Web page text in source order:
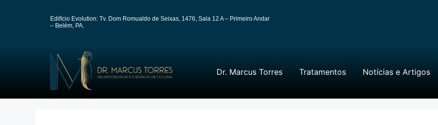
Edifício Evolution: Tv. Dom Romualdo de Seixas, 1476, Sala 12 A – Primeiro Andar
– Belém, PA.
Dr. Marcus Torres Tratamentos Notícias e Artigos